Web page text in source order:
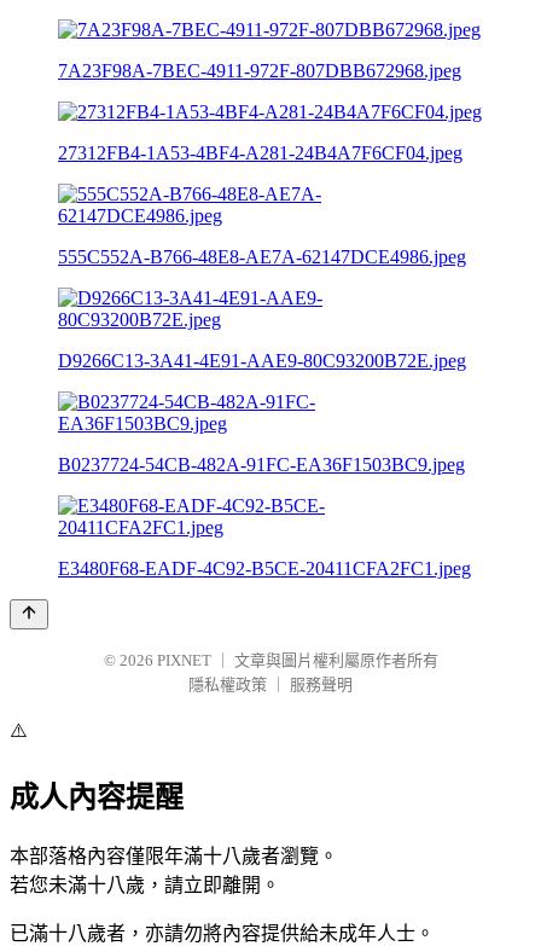
7A23F98A-7BEC-4911-972F-807DBB672968.jpeg
27312FB4-1A53-4BF4-A281-24B4A7F6CF04.jpeg
555C552A-B766-48E8-AE7A-62147DCE4986.jpeg
D9266C13-3A41-4E91-AAE9-80C93200B72E.jpeg
B0237724-54CB-482A-91FC-EA36F1503BC9.jpeg
E3480F68-EADF-4C92-B5CE-20411CFA2FC1.jpeg
© 2026 PIXNET
文章與圖片權利屬原作者所有
隱私權政策
服務聲明
⚠️
成人內容提醒
本部落格內容僅限年滿十八歲者瀏覽。
若您未滿十八歲，請立即離開。
已滿十八歲者，亦請勿將內容提供給未成年人士。